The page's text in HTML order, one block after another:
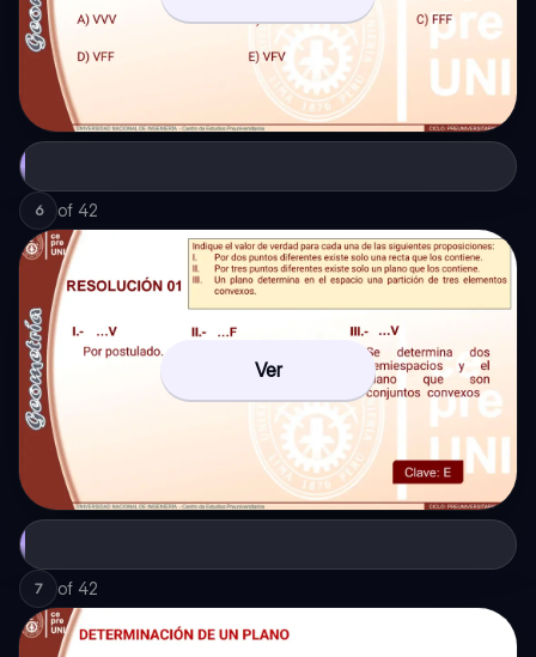
6 of 42
Ver
7 of 42